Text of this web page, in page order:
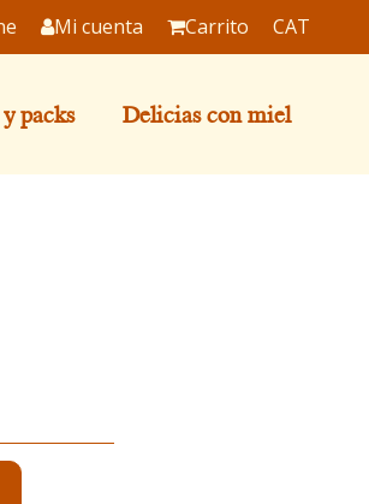
Mi cuenta Carrito CAT
packs Delicias con miel